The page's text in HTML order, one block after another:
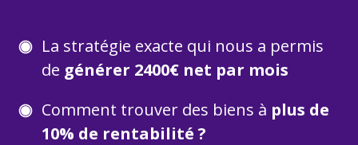
La stratégie exacte qui nous a permis
de générer 2400€ net par mois
Comment trouver des biens à plus de
10% de rentabilité ?